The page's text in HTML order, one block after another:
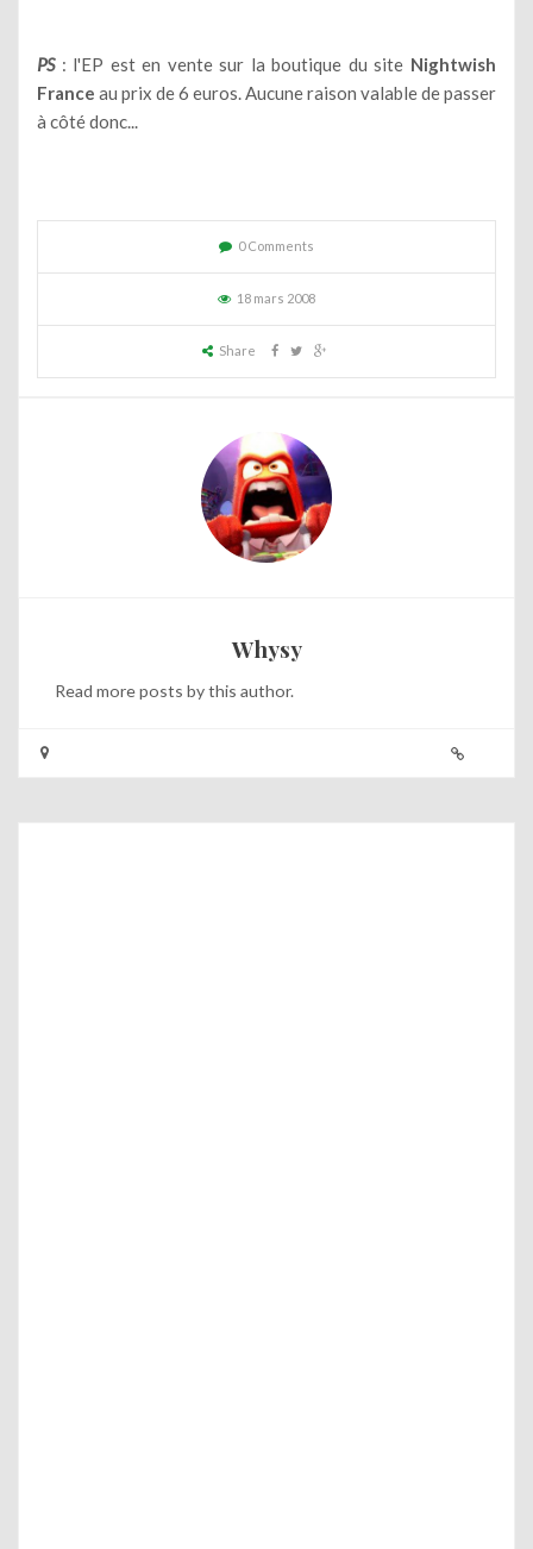
PS : l'EP est en vente sur la boutique du site Nightwish
France au prix de 6 euros. Aucune raison valable de passer
à côté donc...
0 Comments
18 mars 2008
Share
Whysy
Read more posts by this author.